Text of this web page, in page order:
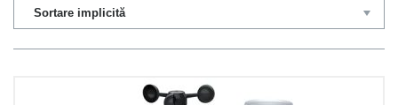
DESPRE COOKIES
MAGAZIN
POLITICA DE CONFIDENTIALITATE